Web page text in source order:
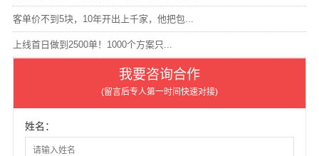
客单价不到5块，10年开出上千家，他把包...
上线首日做到2500单！1000个方案只...
我要咨询合作
(留言后专人第一时间快速对接)
姓名：